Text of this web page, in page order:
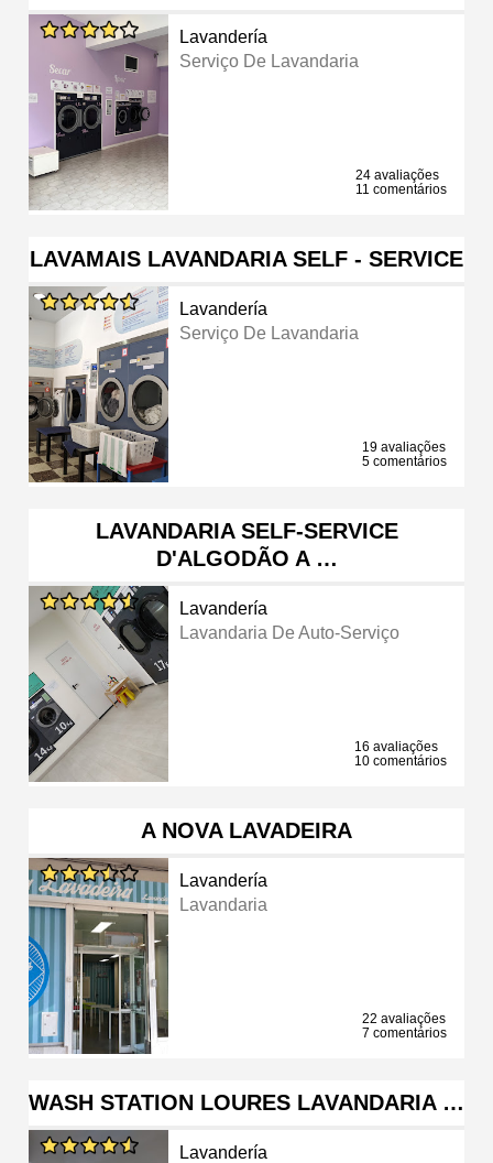
Lavandería
Serviço De Lavandaria
24 avaliações
11 comentários
LAVAMAIS LAVANDARIA SELF - SERVICE
Lavandería
Serviço De Lavandaria
19 avaliações
5 comentários
LAVANDARIA SELF-SERVICE
D'ALGODÃO A …
Lavandería
Lavandaria De Auto-Serviço
16 avaliações
10 comentários
A NOVA LAVADEIRA
Lavandería
Lavandaria
22 avaliações
7 comentários
WASH STATION LOURES LAVANDARIA …
Lavandería